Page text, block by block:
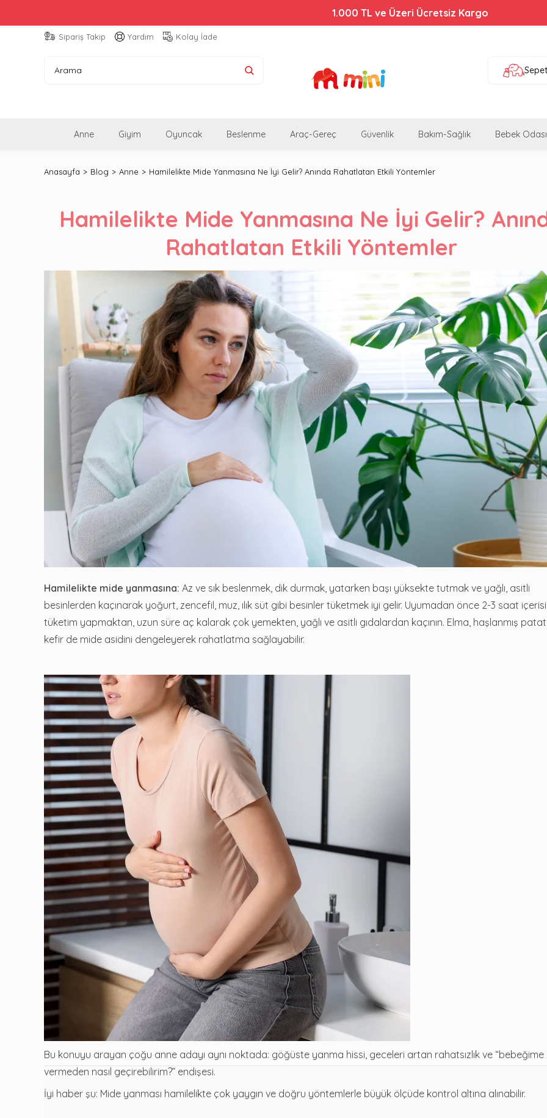
1.000 TL ve Üzeri Ücretsiz Kargo
Sipariş Takip Yardım Kolay İade
Anne Giyim Oyuncak Beslenme Araç-Gereç Güvenlik Bakım-Sağlık Bebek Odası
Anasayfa Blog Anne Hamilelikte Mide Yanmasına Ne İyi Gelir? Anında Rahatlatan Etkili Yöntemler
Hamilelikte Mide Yanmasına Ne İyi Gelir?
Rahatlatan Etkili Yöntemler
Hamilelikte mide yanmasına: Az ve sık beslenmek, dik durmak, yatarken başı yüksekte tutmak ve yağlı, asitli
besinlerden kaçınarak yoğurt, zencefil, muz, ılık süt gibi besinler tüketmek iyi gelir. Uyumadan önce 2-3 saat
tüketim yapmaktan, uzun süre aç kalarak çok yemekten, yağlı ve asitli gıdalardan kaçının. Elma, haşlanmış
kefir de mide asidini dengeleyerek rahatlatma sağlayabilir.
Bu konuyu arayan çoğu anne adayı aynı noktada: göğüste yanma hissi, geceleri artan rahatsızlık ve
vermeden nasıl geçirebilirim?” endişesi.
İyi haber şu: Mide yanması hamilelikte çok yaygın ve doğru yöntemlerle büyük ölçüde kontrol altına alınabilir.